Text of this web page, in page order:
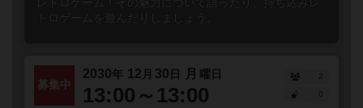
募集中
2030年 12 月 30 日 月 曜日
13:00～13:00
2